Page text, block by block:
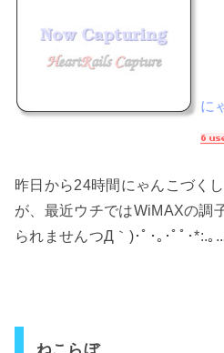
に
昨日から24時間にゃんこづく
が、最近ウチではWiMAXの調
られませんつД｀)･ﾟ･｡･ﾟﾟ･*:.｡..
ねこらぼ